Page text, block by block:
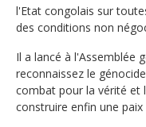
l'Etat congolais sur
des conditions non
Il a lancé à l'Assemblée
reconnaissez le
combat pour la vérité et
construire enfin une